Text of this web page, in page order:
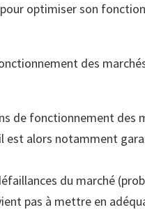
optimiser son
des
de fonctionnement des
est alors notamment
du marché
pas à mettre en